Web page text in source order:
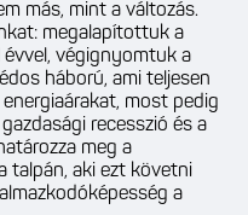
más, mint a változás.
megalapítottuk a
végignyomtuk a
háború, ami teljesen
most pedig
recesszió és a
meg a
talpán, aki ezt követni
a